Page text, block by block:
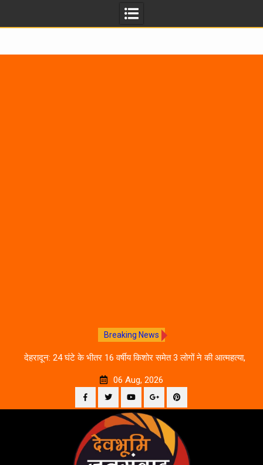
Breaking News
देहरादून: 24 घंटे के भीतर 16 वर्षीय किशोर समेत 3 लोगों ने की आत्महत्या,
06 Aug, 2026
Facebook
TwitterYouTubePlus
Google